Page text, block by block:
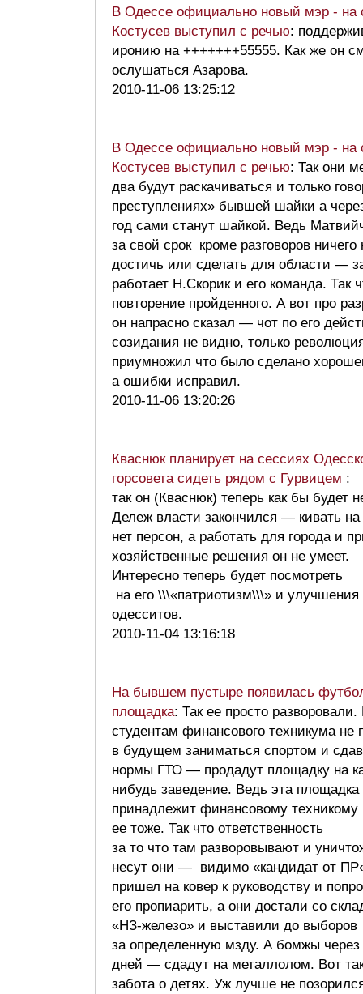
В Одессе официально новый мэр - на
Костусев выступил с речью:
иронию на +++++++55555. Как же он
ослушаться Азарова.
2010-11-06 13:25:12
В Одессе официально новый мэр - на
Костусев выступил с речью: Так они
два будут раскачиваться и только
преступлениях» бывшей шайки а
год сами станут шайкой. Ведь
за свой срок кроме разговоров ничего
достичь или сделать для области —
работает Н.Скорик и его команда. Так
повторение пройденного. А вот про
он напрасно сказал — чот по его
созидания не видно, только
приумножил что было сделано
а ошибки исправил.
2010-11-06 13:20:26
Кваснюк планирует на сессиях
горсовета сидеть рядом с Гурвицем :
так он (Кваснюк) теперь как бы будет
Дележ власти закончился — кивать на
нет персон, а работать для города и
хозяйственные решения он не умеет.
Интересно теперь будет посмотреть
на его \\\«патриотизм\\\» и
одесситов.
2010-11-04 13:16:18
На бывшем пустыре появилась
площадка: Так ее просто
студентам финансового техникума не
в будущем заниматься спортом и
нормы ГТО — продадут площадку на
нибудь заведение. Ведь эта площадка
принадлежит финансовому техникому
ее тоже. Так что ответственность
за то что там разворовывают и
несут они — видимо «кандидат от
пришел на ковер к руководству и
его пропиарить, а они достали со
«НЗ-железо» и выставили до выборов
за определенную мзду. А бомжы через
дней — сдадут на металлолом. Вот
забота о детях. Уж лучше не